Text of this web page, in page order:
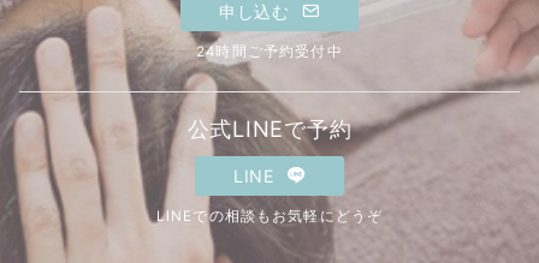
申し込む
24時間ご予約受付中
公式LINEで予約
LINE
LINEでの相談もお気軽にどうぞ